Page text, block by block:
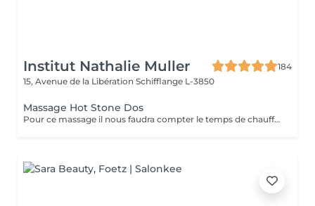
Institut Nathalie Muller
184
15, Avenue de la Libération Schifflange L-3850
Massage Hot Stone Dos
Pour ce massage il nous faudra compter le temps de chauffe des pierres Pour les soins le matin merci de prendre rendez vous à partir de 9h30